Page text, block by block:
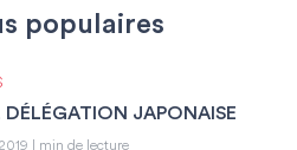
populaires
DÉLÉGATION JAPONAISE
| min de lecture